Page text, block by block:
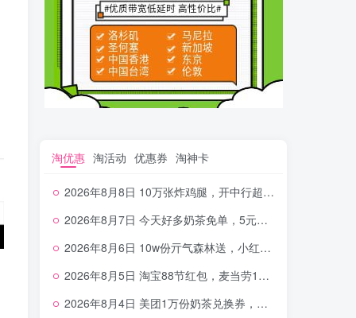
淘优惠 淘活动 优惠券 淘神卡
2026年8月8日 10万张炸鸡腿，开中行超给利，美团奶茶0.01，加油券，千问1.8~18.8体验金等
2026年8月7日 今天好多奶茶免单，5元农行省钱卡，京东抢0.01沪上，邮储5.88元等
2026年8月6日 10w份亓气森林送，小红书12元无门槛，中行电费30-10，0元柠檬水+0撸汉堡等
2026年8月5日 淘宝88节红包，麦当劳150万份柠檬水，三万份瑞幸免单，霸王9万份0.01券等
2026年8月4日 美团1万份奶茶兑换券，农行5E卡，中行支付超给利，美团领18个冰激凌，小米每天领2-6元等等